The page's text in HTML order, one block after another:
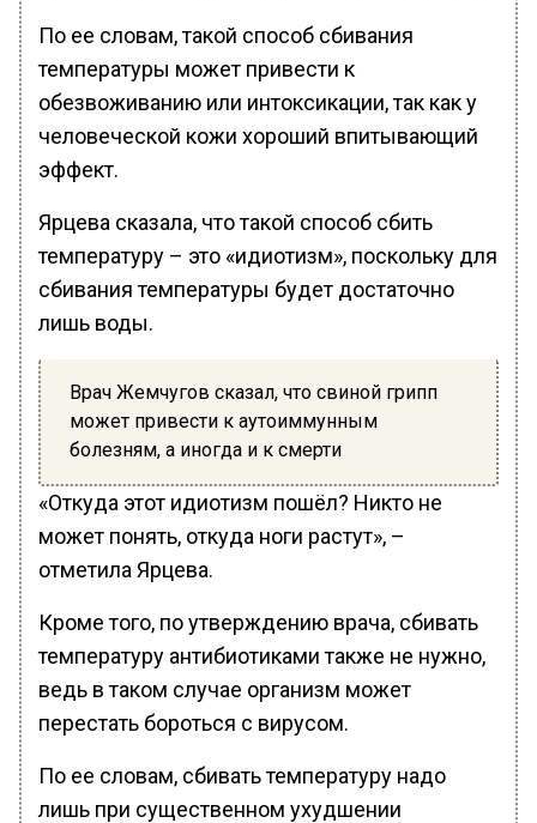
По ее словам, такой способ сбивания
температуры может привести к
обезвоживанию или интоксикации, так как у
человеческой кожи хороший впитывающий
эффект.
Ярцева сказала, что такой способ сбить
температуру – это «идиотизм», поскольку для
сбивания температуры будет достаточно
лишь воды.
Врач Жемчугов сказал, что свиной грипп
может привести к аутоиммунным
болезням, а иногда и к смерти
«Откуда этот идиотизм пошёл? Никто не
может понять, откуда ноги растут», –
отметила Ярцева.
Кроме того, по утверждению врача, сбивать
температуру антибиотиками также не нужно,
ведь в таком случае организм может
перестать бороться с вирусом.
По ее словам, сбивать температуру надо
лишь при существенном ухудшении